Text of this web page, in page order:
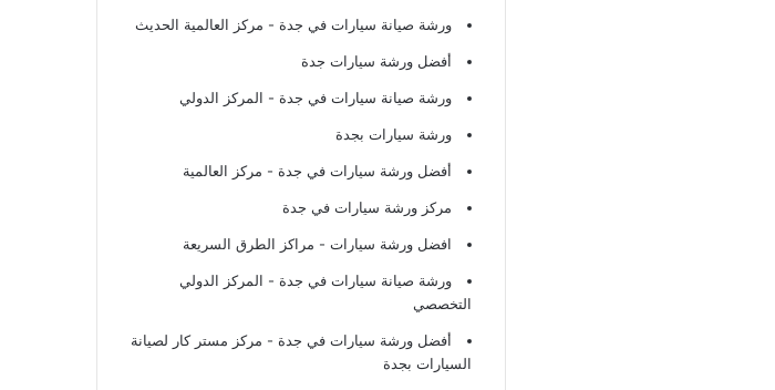
ورشة صيانة سيارات في جدة - مركز العالمية الحديث
أفضل ورشة سيارات جدة
ورشة صيانة سيارات في جدة - المركز الدولي
ورشة سيارات بجدة
أفضل ورشة سيارات في جدة - مركز العالمية
مركز ورشة سيارات في جدة
افضل ورشة سيارات - مراكز الطرق السريعة
ورشة صيانة سيارات في جدة - المركز الدولي
التخصصي
أفضل ورشة سيارات في جدة - مركز مستر كار لصيانة
السيارات بجدة